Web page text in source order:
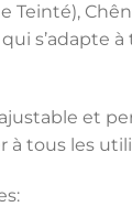
Teinté),
s’adapte à
et
à tous les